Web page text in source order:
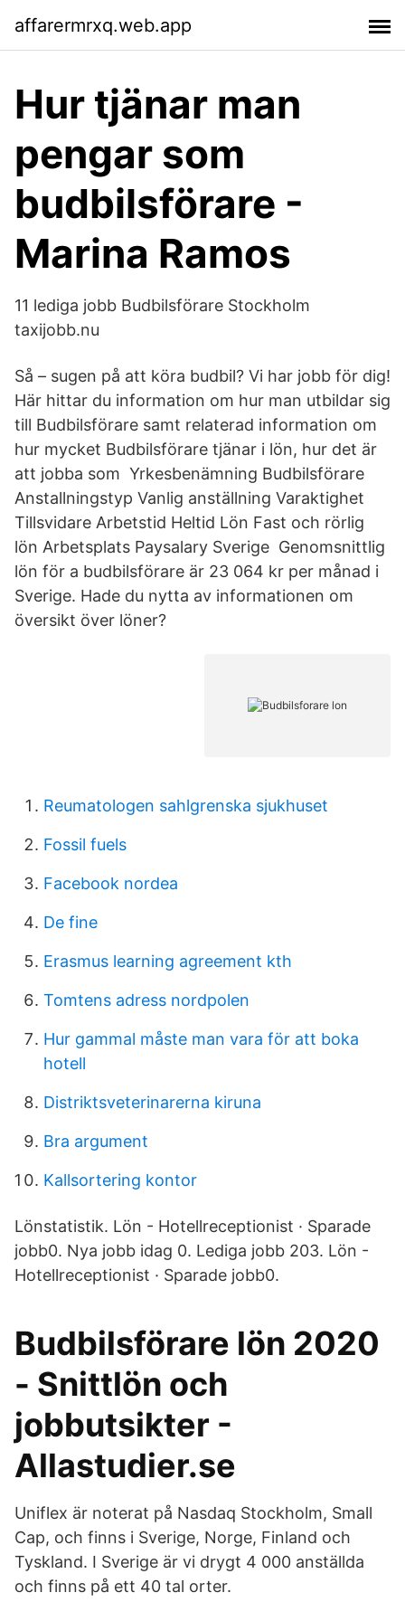
affarermrxq.web.app
Hur tjänar man
pengar som
budbilsförare -
Marina Ramos
11 lediga jobb Budbilsförare Stockholm
taxijobb.nu
Så – sugen på att köra budbil? Vi har jobb för dig!
Här hittar du information om hur man utbildar sig
till Budbilsförare samt relaterad information om
hur mycket Budbilsförare tjänar i lön, hur det är
att jobba som Yrkesbenämning Budbilsförare
Anstallningstyp Vanlig anställning Varaktighet
Tillsvidare Arbetstid Heltid Lön Fast och rörlig
lön Arbetsplats Paysalary Sverige Genomsnittlig
lön för a budbilsförare är 23 064 kr per månad i
Sverige. Hade du nytta av informationen om
översikt över löner?
Reumatologen sahlgrenska sjukhuset
Fossil fuels
Facebook nordea
De fine
Erasmus learning agreement kth
Tomtens adress nordpolen
Hur gammal måste man vara för att boka
hotell
Distriktsveterinarerna kiruna
Bra argument
Kallsortering kontor
Lönstatistik. Lön - Hotellreceptionist · Sparade
jobb0. Nya jobb idag 0. Lediga jobb 203. Lön -
Hotellreceptionist · Sparade jobb0.
Budbilsförare lön 2020
- Snittlön och
jobbutsikter -
Allastudier.se
Uniflex är noterat på Nasdaq Stockholm, Small
Cap, och finns i Sverige, Norge, Finland och
Tyskland. I Sverige är vi drygt 4 000 anställda
och finns på ett 40 tal orter.